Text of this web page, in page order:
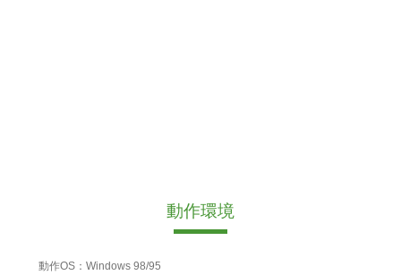
動作環境
動作OS：Windows 98/95